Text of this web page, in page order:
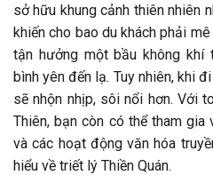
sở hữu khung cảnh thiên nhiên
khiến cho bao du khách phải
tận hưởng một bầu không khí
bình yên đến lạ. Tuy nhiên, khi
sẽ nhộn nhịp, sôi nổi hơn. Với
Thiên, bạn còn có thể tham gia
và các hoạt động văn hóa
hiểu về triết lý Thiền Quán.